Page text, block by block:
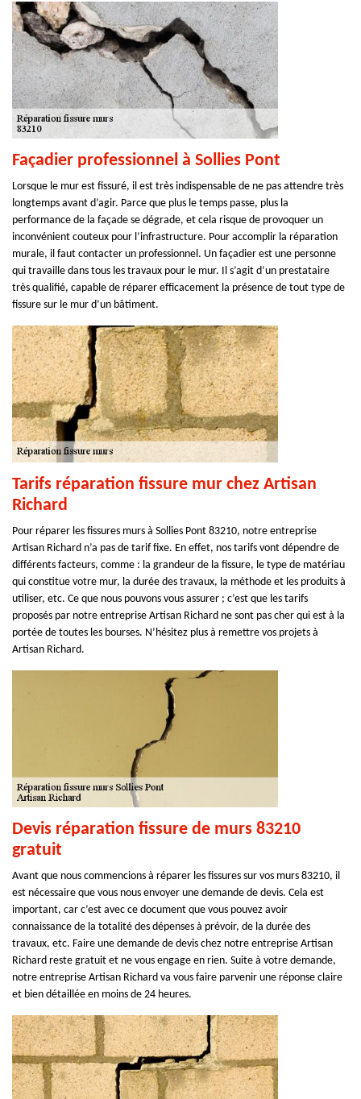
Façadier professionnel à Sollies Pont
Lorsque le mur est fissuré, il est très indispensable de ne pas attendre très
longtemps avant d’agir. Parce que plus le temps passe, plus la
performance de la façade se dégrade, et cela risque de provoquer un
inconvénient couteux pour l’infrastructure. Pour accomplir la réparation
murale, il faut contacter un professionnel. Un façadier est une personne
qui travaille dans tous les travaux pour le mur. Il s’agit d’un prestataire
très qualifié, capable de réparer efficacement la présence de tout type de
fissure sur le mur d’un bâtiment.
Tarifs réparation fissure mur chez Artisan
Richard
Pour réparer les fissures murs à Sollies Pont 83210, notre entreprise
Artisan Richard n’a pas de tarif fixe. En effet, nos tarifs vont dépendre de
différents facteurs, comme : la grandeur de la fissure, le type de matériau
qui constitue votre mur, la durée des travaux, la méthode et les produits à
utiliser, etc. Ce que nous pouvons vous assurer ; c’est que les tarifs
proposés par notre entreprise Artisan Richard ne sont pas cher qui est à la
portée de toutes les bourses. N’hésitez plus à remettre vos projets à
Artisan Richard.
Devis réparation fissure de murs 83210
gratuit
Avant que nous commencions à réparer les fissures sur vos murs 83210, il
est nécessaire que vous nous envoyer une demande de devis. Cela est
important, car c’est avec ce document que vous pouvez avoir
connaissance de la totalité des dépenses à prévoir, de la durée des
travaux, etc. Faire une demande de devis chez notre entreprise Artisan
Richard reste gratuit et ne vous engage en rien. Suite à votre demande,
notre entreprise Artisan Richard va vous faire parvenir une réponse claire
et bien détaillée en moins de 24 heures.